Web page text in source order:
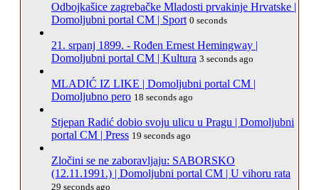
Odbojkašice zagrebačke Mladosti prvakinje Hrvatske |
Domoljubni portal CM | Sport 0 seconds
21. srpanj 1899. - Rođen Ernest Hemingway |
Domoljubni portal CM | Kultura 3 seconds ago
MLADIĆ IZ LIKE | Domoljubni portal CM |
Domoljubno pero 18 seconds ago
Stjepan Radić dobio svoju ulicu u Pragu | Domoljubni
portal CM | Press 19 seconds ago
Zločini se ne zaboravljaju: SABORSKO
(12.11.1991.) | Domoljubni portal CM | U vihoru rata
29 seconds ago